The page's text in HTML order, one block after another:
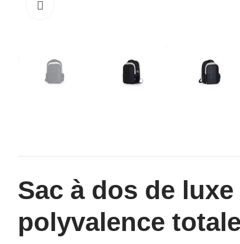
Sac à dos de
polyvalence totale